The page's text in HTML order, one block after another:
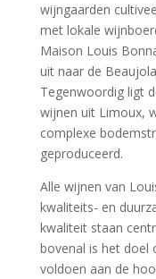
wijngaarden
met lokale
Maison Louis
uit naar de
Tegenwoordig ligt
wijnen uit Limoux,
complexe
geproduceerd.
Alle wijnen van
kwaliteits- en
kwaliteit staan
bovenal is het doel
voldoen aan de